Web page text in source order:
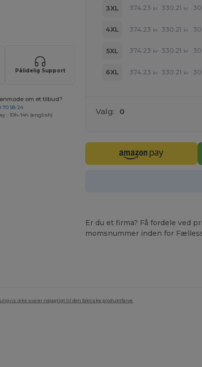
Pålidelig Support
om et tilbud?
70 58 24
: 10h-14h (english)
3XL 374.23 kr 330.21 kr
4XL 374.23 kr 330.21 kr
5XL 374.23 kr 330.21 kr
6XL 374.23 kr 330.21 kr
Valg: 0
Er du et firma? Få fordele ved
momsnummer inden for
ikke svarer nøjagtigt til den faktiske produktfarve.